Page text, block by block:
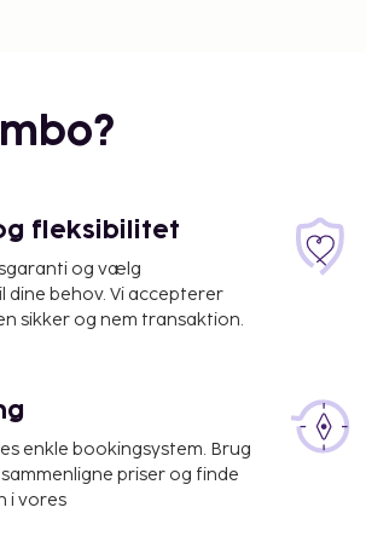
Vietnam.
som Da Nang og Hoi
Vietnam
af friske
skaldyr og fisk
og Hanoi finder
For en ægte
du kan smage alt fra
fleksibilitet
og vælg
dine behov. Vi accepterer
sikker og nem transaktion.
enkle bookingsystem. Brug
priser og finde
i vores